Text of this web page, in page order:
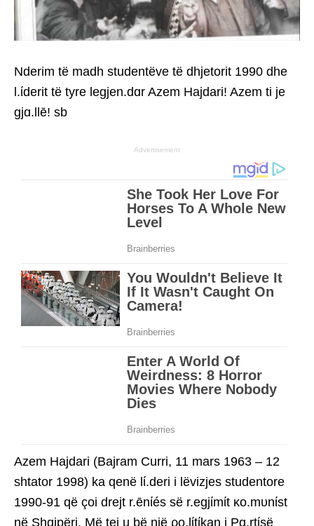
Nderim të madh studentëve të dhjetorit 1990 dhe
l.ίderit të tyre legjen.dɑr Azem Hajdari! Azem ti je
gjɑ.llē! sb
Advertisement
Azem Hajdari (Bajram Curri, 11 mars 1963 – 12
shtator 1998) ka qenë lί.deri i lëvizjes studentore
1990-91 që çoi drejt r.ēnίés së r.egjίmίt κo.mυnίst
në Shqipëri. Më tej u bë një ρo.lίtίkan i Pɑ.rtίsë